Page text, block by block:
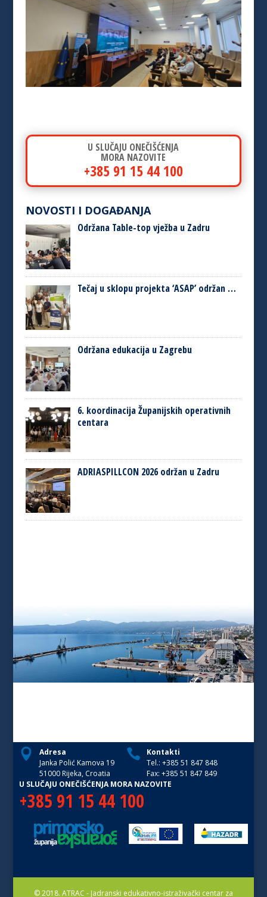
U SLUČAJU ONEČIŠĆENJA
MORA NAZOVITE
+385 91 15 44 100
NOVOSTI I DOGAĐANJA
Održana Table-top vježba u Zadru
Tečaj u sklopu projekta ‘ASAP’ održan …
Održana edukacija u Zagrebu
6. koordinacija Županijskih operativnih
centara
ADRIASPILLCON 2026 održan u Zadru
Adresa
Janka Polić Kamova 19
51000 Rijeka, Croatia
Kontakti
Tel.: +385 51 847 848
Fax: +385 51 847 849
U SLUČAJU ONEČIŠĆENJA MORA NAZOVITE
+385 91 15 44 100
© 2018. ATRAC - Jadranski edukativno-istraživački centar za